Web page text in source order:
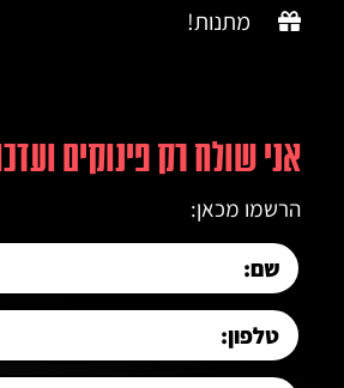
מתנות!
אני שולח רק פינוקים
הרשמו מכאן: